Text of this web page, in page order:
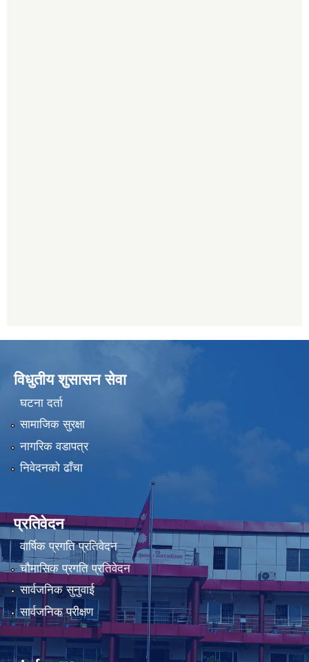
विधुतीय शुसासन सेवा
घटना दर्ता
सामाजिक सुरक्षा
नागरिक वडापत्र
निवेदनको ढाँचा
प्रतिवेदन
वार्षिक प्रगति प्रतिवेदन
चौमासिक प्रगति प्रतिवेदन
सार्वजनिक सुनुवाई
सार्वजनिक परीक्षण